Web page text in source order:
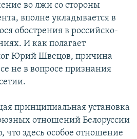
во лжи со стороны
вполне укладывается в
обострения в российско-
И как полагает
Юрий Швецов, причина
не в вопросе признания
принципиальная установка
отношений Белоруссии
здесь особое отношение